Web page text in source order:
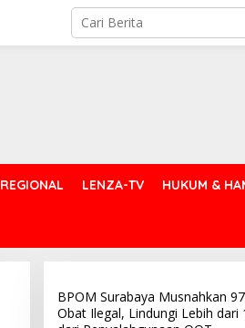
REGIONAL LENZA-TV HUKUM &
BPOM Surabaya Musnahkan
Obat Ilegal, Lindungi Lebih dari